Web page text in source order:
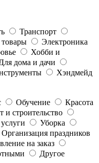
Транспорт
товары
Электроника
Хобби и
дома и дачи
Хэндмейд
Обучение
Красота
и строительство
Уборка
Организация праздников
на заказ
Другое